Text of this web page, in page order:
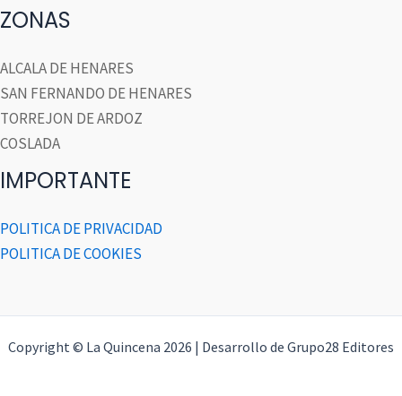
ZONAS
ALCALA DE HENARES
SAN FERNANDO DE HENARES
TORREJON DE ARDOZ
COSLADA
IMPORTANTE
POLITICA DE PRIVACIDAD
POLITICA DE COOKIES
Copyright © La Quincena 2026 | Desarrollo de Grupo28 Editores